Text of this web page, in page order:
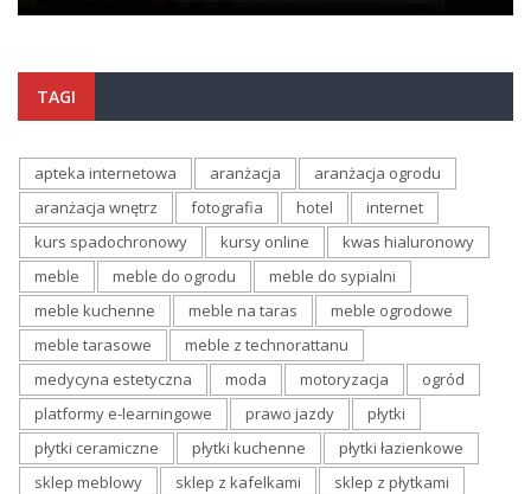
TAGI
apteka internetowa aranżacja
aranżacja ogrodu
aranżacja wnętrz
fotografia hotel
internet
kurs spadochronowy
kursy online
kwas hialuronowy
meble
meble do ogrodu
meble do sypialni
meble kuchenne
meble na taras
meble ogrodowe
meble tarasowe
meble z technorattanu
medycyna estetyczna
moda motoryzacja
ogród
platformy e-learningowe
prawo jazdy
płytki
płytki ceramiczne
płytki kuchenne
płytki łazienkowe
sklep meblowy
sklep z kafelkami
sklep z płytkami